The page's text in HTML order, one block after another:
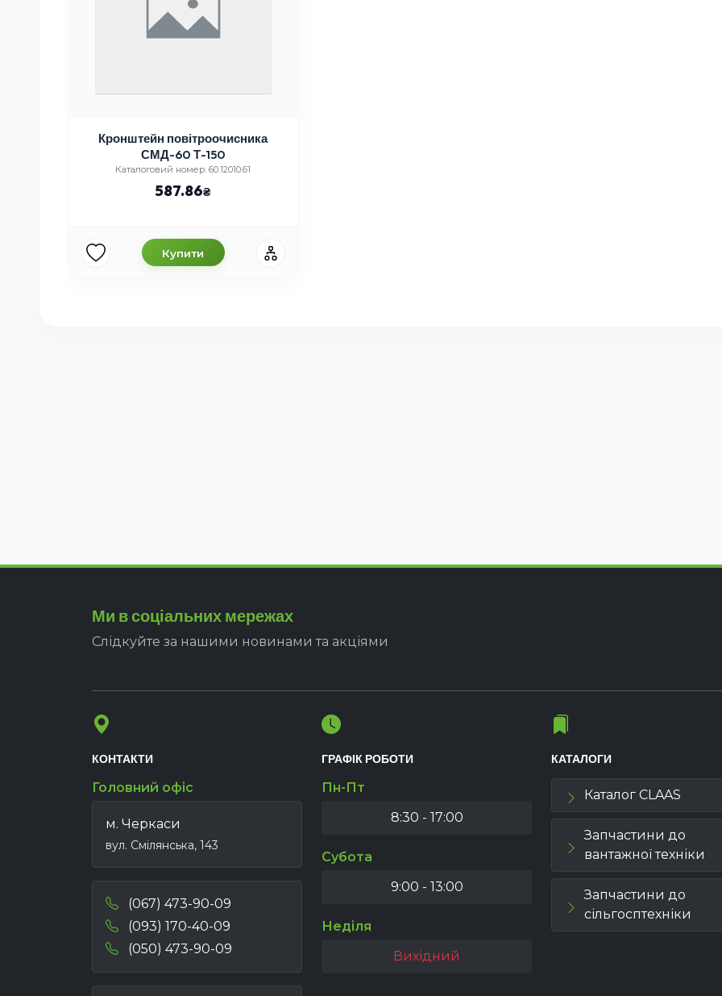
Кронштейн повітроочисника
СМД-60 Т-150
Каталоговий номер: 60.12010.61
587.86
Купити
Ми в соціальних мережах
Слідкуйте за нашими новинами та акціями
КОНТАКТИ
Головний офіс
м. Черкаси
вул. Смілянська, 143
(067) 473-90-09
(093) 170-40-09
(050) 473-90-09
ГРАФІК РОБОТИ
Пн-Пт
8:30 - 17:00
Субота
9:00 - 13:00
Неділя
Вихідний
КАТАЛОГИ
Каталог CLAAS
Запчастини до
вантажної техніки
Запчастини до
сільгосптехніки